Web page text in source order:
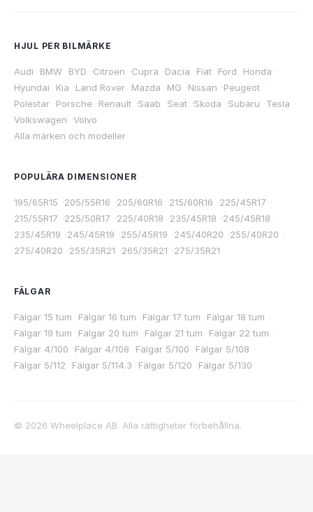
HJUL PER BILMÄRKE
Audi ·BMW ·BYD ·Citroen ·Cupra ·Dacia ·Fiat ·Ford ·Honda ·
Hyundai ·Kia ·Land Rover ·Mazda ·MG ·Nissan ·Peugeot ·
Polestar ·Porsche ·Renault ·Saab ·Seat ·Skoda ·Subaru ·Tesla ·
Volkswagen ·Volvo
Alla märken och modeller
POPULÄRA DIMENSIONER
195/65R15 ·205/55R16 ·205/60R16 ·215/60R16 ·225/45R17 ·
215/55R17 ·225/50R17 ·225/40R18 ·235/45R18 ·245/45R18 ·
235/45R19 ·245/45R19 ·255/45R19 ·245/40R20 ·255/40R20 ·
275/40R20 ·255/35R21 ·265/35R21 ·275/35R21
FÄLGAR
Fälgar 15 tum ·Fälgar 16 tum ·Fälgar 17 tum ·Fälgar 18 tum ·
Fälgar 19 tum ·Fälgar 20 tum ·Fälgar 21 tum ·Fälgar 22 tum ·
Fälgar 4/100 ·Fälgar 4/108 ·Fälgar 5/100 ·Fälgar 5/108 ·
Fälgar 5/112 ·Fälgar 5/114.3 ·Fälgar 5/120 ·Fälgar 5/130
© 2026 Wheelplace AB. Alla rättigheter förbehållna.